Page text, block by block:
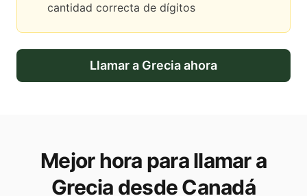
cantidad correcta de dígitos
Llamar a Greciaahora
Mejor hora para llamar a
Grecia desde Canadá